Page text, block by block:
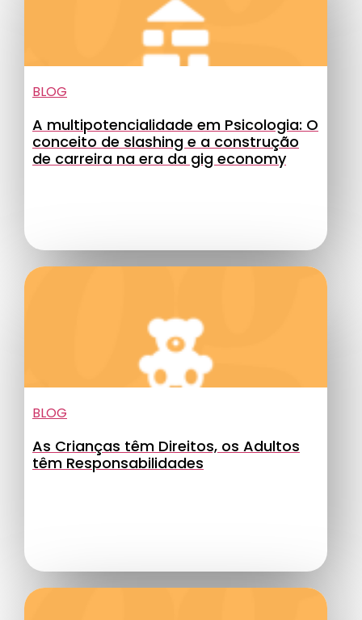
BLOG
A multipotencialidade em Psicologia: O
conceito de slashing e a construção
de carreira na era da gig economy
BLOG
As Crianças têm Direitos, os Adultos
têm Responsabilidades